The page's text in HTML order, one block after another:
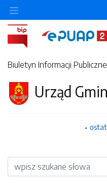
Biuletyn Informacji
Urząd
Wyszukiwarka